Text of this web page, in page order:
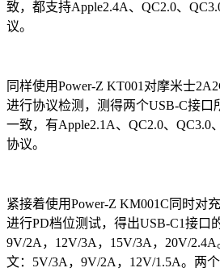
致，都支持Apple2.4A、QC2.0、
议。
同样使用Power-Z KT001对摩米士
进行协议检测，测得两个USB-C接口
一致，有Apple2.1A、QC2.0、QC3.0
协议。
紧接着使用Power-Z KM001C同时对
进行PD档位测试，得出USB-C1接口
9V/2A，12V/3A，15V/3A，20V/
文：5V/3A，9V/2A，12V/1.5A。两